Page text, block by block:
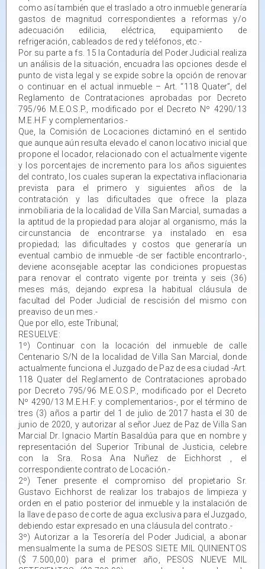
como así también que el traslado a otro inmueble generaría
gastos de magnitud correspondientes a reformas y/o
adecuación edilicia, eléctrica, equipamiento de
refrigeración, cableados de red y teléfonos, etc.-
Por su parte a fs. 15 la Contaduría del Poder Judicial realiza
un análisis de la situación, encuadra las opciones desde el
punto de vista legal y se expide sobre la opción de renovar
o continuar en el actual inmueble – Art. “118 Quater”, del
Reglamento de Contrataciones aprobadas por Decreto
795/96 M.E.O.S.P., modificado por el Decreto Nº 4290/13
M.E.H.F y complementarios.-
Que, la Comisión de Locaciones dictaminó en el sentido
que aunque aún resulta elevado el canon locativo inicial que
propone el locador, relacionado con el actualmente vigente
y los porcentajes de incremento para los años siguientes
del contrato, los cuales superan la expectativa inflacionaria
prevista para el primero y siguientes años de la
contratación y las dificultades que ofrece la plaza
inmobiliaria de la localidad de Villa San Marcial, sumadas a
la aptitud de la propiedad para alojar al organismo, más la
circunstancia de encontrarse ya instalado en esa
propiedad; las dificultades y costos que generaría un
eventual cambio de inmueble -de ser factible encontrarlo-,
deviene aconsejable aceptar las condiciones propuestas
para renovar el contrato vigente por treinta y seis (36)
meses más, dejando expresa la habitual cláusula de
facultad del Poder Judicial de rescisión del mismo con
preaviso de un mes.-
Que por ello, este Tribunal;
RESUELVE:
1º) Continuar con la locación del inmueble de calle
Centenario S/N de la localidad de Villa San Marcial, donde
actualmente funciona el Juzgado de Paz de esa ciudad -Art.
118 Quater del Reglamento de Contrataciones aprobado
por Decreto 795/96 M.E.O.S.P., modificado por el Decreto
Nº 4290/13 M.E.H.F. y complementarios-, por el término de
tres (3) años a partir del 1 de julio de 2017 hasta el 30 de
junio de 2020, y autorizar al señor Juez de Paz de Villa San
Marcial Dr. Ignacio Martín Basaldúa para que en nombre y
representación del Superior Tribunal de Justicia, celebre
con la Sra. Rosa Ana Nuñez de Eichhorst , el
correspondiente contrato de Locación.-
2º) Tener presente el compromiso del propietario Sr.
Gustavo Eichhorst de realizar los trabajos de limpieza y
orden en el patio posterior del inmueble y la instalación de
la llave de paso de corte de agua exclusiva para el Juzgado,
debiendo estar expresado en una cláusula del contrato.-
3º) Autorizar a la Tesorería del Poder Judicial, a abonar
mensualmente la suma de PESOS SIETE MIL QUINIENTOS
($ 7.500,00) para el primer año, PESOS NUEVE MIL